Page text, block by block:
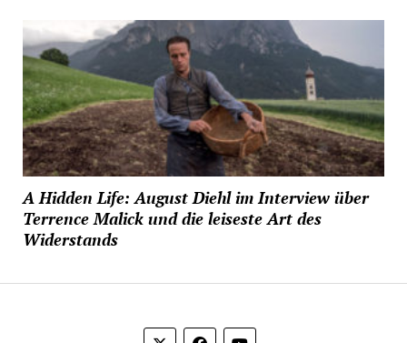
A Hidden Life: August Diehl im Interview über
Terrence Malick und die leiseste Art des
Widerstands